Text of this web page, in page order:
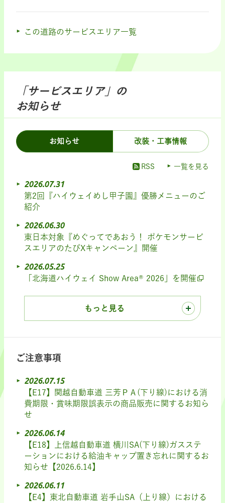
この道路のサービスエリア一覧
「サービスエリア」の
お知らせ
お知らせ 改装・工事情報
RSS 一覧を見る
2026.07.31
第2回『ハイウェイめし甲子園』優勝メニューのご
紹介
2026.06.30
東日本対象『めぐってであおう！ ポケモンサービ
スエリアのたびXキャンペーン』開催
2026.05.25
「北海道ハイウェイ Show Area® 2026」を開催
もっと見る
ご注意事項
2026.07.15
【E17】関越自動車道 三芳ＰＡ(下り線)における消
費期限・賞味期限誤表示の商品販売に関するお知ら
せ
2026.06.14
【E18】上信越自動車道 横川SA(下り線)ガスステ
ーションにおける給油キャップ置き忘れに関するお
知らせ【2026.6.14】
2026.06.11
【E4】東北自動車道 岩手山SA（上り線）における